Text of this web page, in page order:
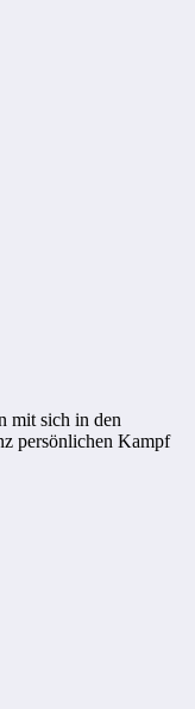
mit sich in den
persönlichen Kampf